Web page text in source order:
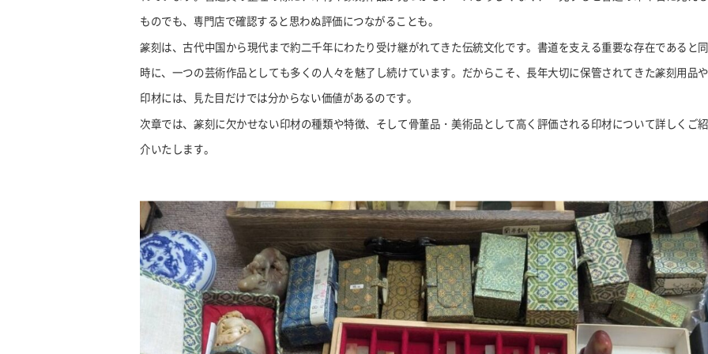
ものでも、専門店で確認すると思わぬ評価につながることも。
篆刻は、古代中国から現代まで約二千年にわたり受け継がれてきた伝統文化です。書道を支える重要な存在であると同
時に、一つの芸術作品としても多くの人々を魅了し続けています。だからこそ、長年大切に保管されてきた篆刻用品や
印材には、見た目だけでは分からない価値があるのです。
次章では、篆刻に欠かせない印材の種類や特徴、そして骨董品・美術品として高く評価される印材について詳しくご紹
介いたします。